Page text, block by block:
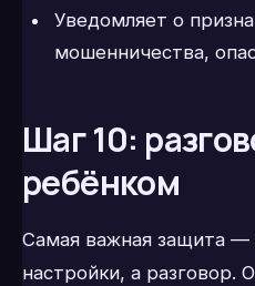
Уведомляет о
мошенничества,
Шаг 10:
ребёнком
Самая важная защита —
настройки, а разговор.